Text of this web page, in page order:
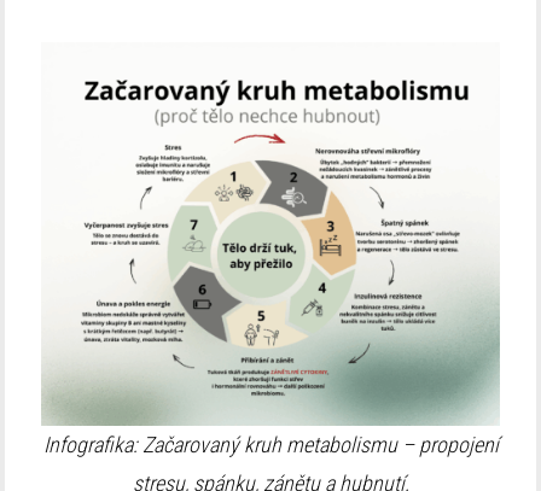
Infografika: Začarovaný kruh metabolismu – propojení
stresu, spánku, zánětu a hubnutí.